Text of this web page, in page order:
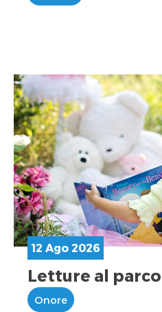
12 Ago 2026
Letture al parco
Onore